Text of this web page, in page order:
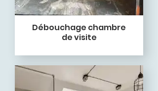
Débouchage chambre
de visite